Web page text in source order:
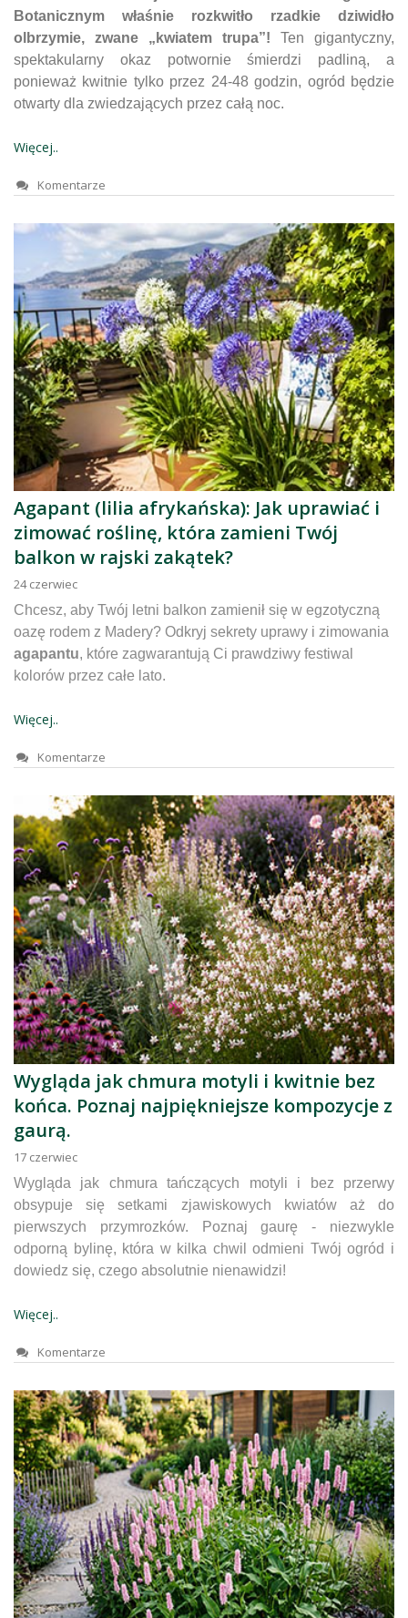
Botanicznym właśnie rozkwitło rzadkie dziwidło
olbrzymie, zwane „kwiatem trupa”! Ten gigantyczny,
spektakularny okaz potwornie śmierdzi padliną, a
ponieważ kwitnie tylko przez 24-48 godzin, ogród będzie
otwarty dla zwiedzających przez całą noc.
Więcej..
Komentarze
Agapant (lilia afrykańska): Jak uprawiać i
zimować roślinę, która zamieni Twój
balkon w rajski zakątek?
24 czerwiec
Chcesz, aby Twój letni balkon zamienił się w egzotyczną
oazę rodem z Madery? Odkryj sekrety uprawy i zimowania
agapantu, które zagwarantują Ci prawdziwy festiwal
kolorów przez całe lato.
Więcej..
Komentarze
Wygląda jak chmura motyli i kwitnie bez
końca. Poznaj najpiękniejsze kompozycje z
gaurą.
17 czerwiec
Wygląda jak chmura tańczących motyli i bez przerwy
obsypuje się setkami zjawiskowych kwiatów aż do
pierwszych przymrozków. Poznaj gaurę - niezwykle
odporną bylinę, która w kilka chwil odmieni Twój ogród i
dowiedz się, czego absolutnie nienawidzi!
Więcej..
Komentarze